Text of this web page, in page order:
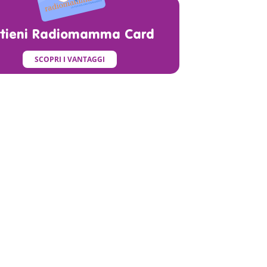
Radiomamma Card
SCOPRI I VANTAGGI